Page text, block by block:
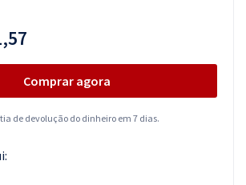
Comprar agora
de devolução do dinheiro em 7 dias.